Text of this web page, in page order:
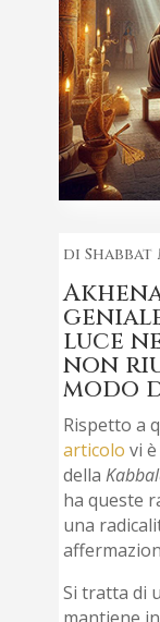
di Shabbat
luce
non
modo
Rispetto a
articolo vi
della
ha queste
una
Si tratta di